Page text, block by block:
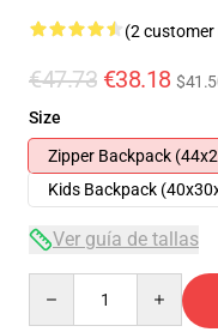
(2 customer
€47.73 €38.18
Size
Zipper Backpack
Kids Backpack
Ver guía de tallas